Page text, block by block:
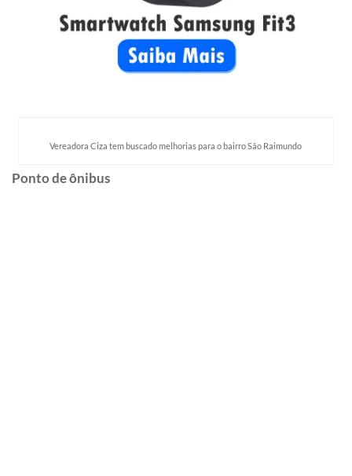
Vereadora Ciza tem buscado melhorias para o bairro São Raimundo
Ponto de ônibus